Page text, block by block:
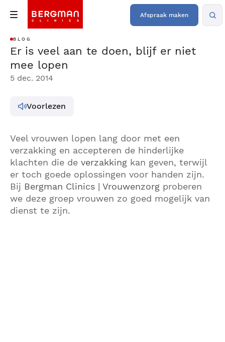
Afspraak maken
BLOG
Er is veel aan te doen, blijf er niet
mee lopen
5 dec. 2014
Voorlezen
Veel vrouwen lopen lang door met een
verzakking en accepteren de hinderlijke
klachten die de verzakking kan geven, terwijl
er toch goede oplossingen voor handen zijn.
Bij Bergman Clinics | Vrouwenzorg proberen
we deze groep vrouwen zo goed mogelijk van
dienst te zijn.